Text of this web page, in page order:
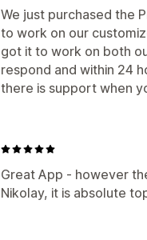
We just purchased the
to work on our
got it to work on both
respond and within 24
there is support when
Great App - however
Nikolay, it is absolute